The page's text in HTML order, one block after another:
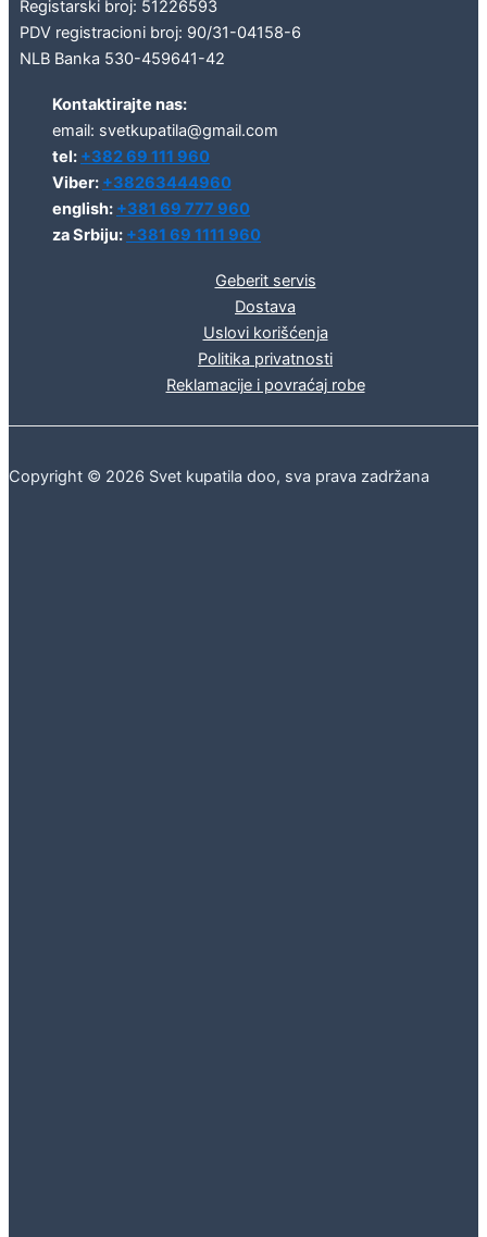
Registarski broj: 51226593
PDV registracioni broj: 90/31-04158-6
NLB Banka 530-459641-42
Kontaktirajte nas:
email: svetkupatila@gmail.com
tel: +382 69 111 960
Viber: +38263444960
english: +381 69 777 960
za Srbiju: +381 69 1111 960
Geberit servis
Dostava
Uslovi korišćenja
Politika privatnosti
Reklamacije i povraćaj robe
Copyright © 2026 Svet kupatila doo, sva prava zadržana